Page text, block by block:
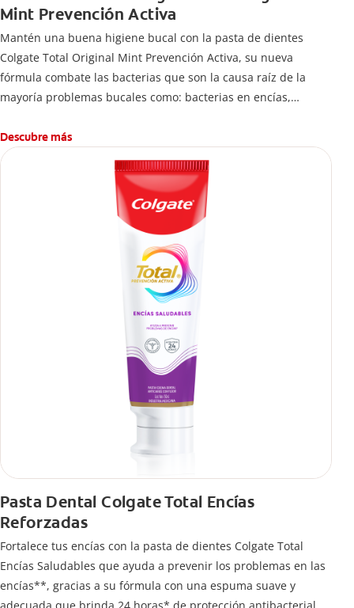
Mint Prevención Activa
Mantén una buena higiene bucal con la pasta de dientes
Colgate Total Original Mint Prevención Activa, su nueva
fórmula combate las bacterias que son la causa raíz de la
mayoría problemas bucales como: bacterias en encías,
caries.
Descubre más
Pasta Dental Colgate Total Encías
Reforzadas
Fortalece tus encías con la pasta de dientes Colgate Total
Encías Saludables que ayuda a prevenir los problemas en las
encías**, gracias a su fórmula con una espuma suave y